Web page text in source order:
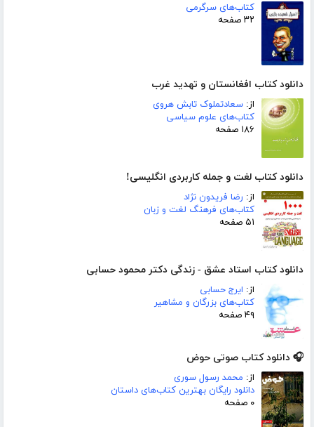
کتاب‌های سرگرمی
۳۲ صفحه
دانلود کتاب افغانستان و تهدید غرب
از: سعادتملوک تابش هروی
کتاب‌های علوم سیاسی
۱۸۶ صفحه
دانلود کتاب لغت و جمله کاربردی انگلیسی!
از: رضا فریدون نژاد
کتاب‌های فرهنگ لغت و زبان
۵۱ صفحه
دانلود کتاب استاد عشق - زندگی دکتر محمود حسابی
از: ایرج حسابی
کتاب‌های بزرگان و مشاهیر
۴۹ صفحه
🎧 دانلود کتاب صوتی حوض
از: محمد رسول سوری
دانلود رایگان بهترین کتاب‌های داستان
۰ صفحه